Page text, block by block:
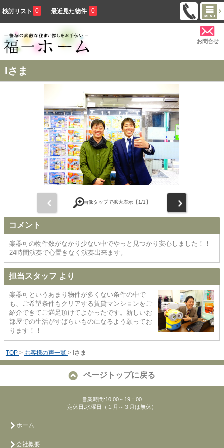
検討リスト 0 最近見た物件 0
お問合せ
Iさま
画像タップで拡大表示【1/1】
コメント
楽器可の物件数がなかり少ない中でやっと見つかり安心しました！！
24時間演奏で心置きなく演奏出来ます。
担当スタッフ より
楽器可というあまり物件が多くない条件の中で
も、ご希望条件もクリアする賃貸マンションをご
紹介できてご満足頂けてよかったです。新しいお
部屋での生活がすばらいものになるよう願ってお
ります！！
TOP > お客様の声一覧 > Iさま
ページトップに戻る
営業時間:10:00～19：00
定休日:水曜日（１月～３月は無休）
ホーム
会社概要